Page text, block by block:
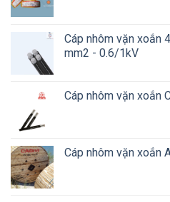
Cáp nhôm vặn xoắn
mm2 - 0.6/1kV
Cáp nhôm vặn xoắn
Cáp nhôm vặn xoắn